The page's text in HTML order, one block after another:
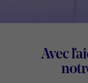
Avec